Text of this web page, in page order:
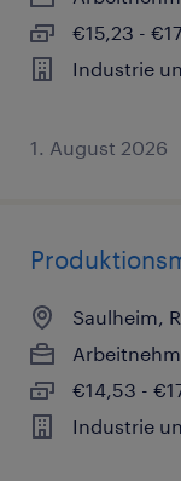
€15,23 -
Industrie
1. August 2026
Saulheim,
€14,53 -
Industrie